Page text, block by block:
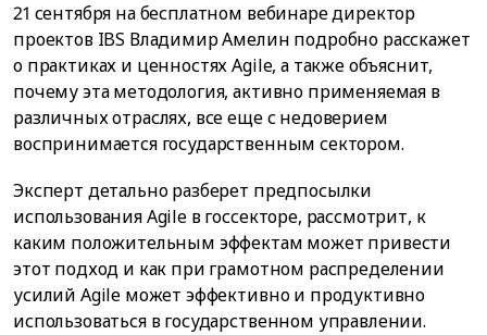
21 сентября на бесплатном вебинаре директор
проектов IBS Владимир Амелин подробно расскажет
о практиках и ценностях Agile, а также объяснит,
почему эта методология, активно применяемая в
различных отраслях, все еще с недоверием
воспринимается государственным сектором.
Эксперт детально разберет предпосылки
использования Agile в госсекторе, рассмотрит, к
каким положительным эффектам может привести
этот подход и как при грамотном распределении
усилий Agile может эффективно и продуктивно
использоваться в государственном управлении.